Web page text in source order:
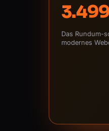
Das Rundum-
modernes